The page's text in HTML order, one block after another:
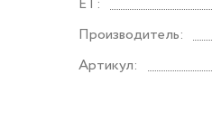
Производитель:
Артикул: